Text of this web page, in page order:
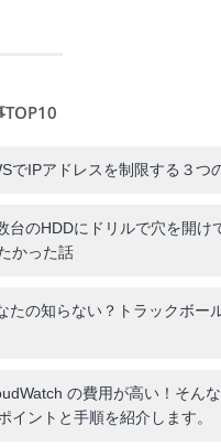
TOP10
でIPアドレスを制限する３つ
台のHDDにドリルで穴を開け
かった話
たの知らない？トラックボー
の費用が高い！そん
イントと手順を紹介します。